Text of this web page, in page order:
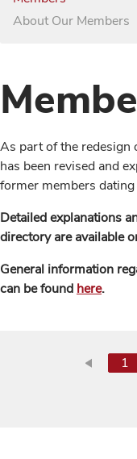
About Our Members
As part of the redesign
has been revised and
former members
Detailed explanations
directory are available
General information
can be found here.
1